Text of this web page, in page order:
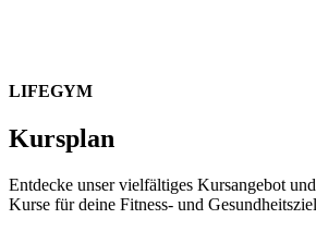
LIFEGYM
Kursplan
Entdecke unser vielfältiges Kursangebot
Kurse für deine Fitness- und